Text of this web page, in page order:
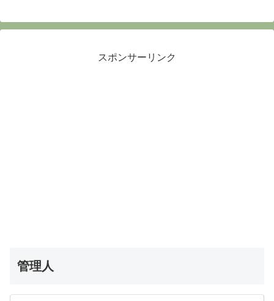
スポンサーリンク
管理人